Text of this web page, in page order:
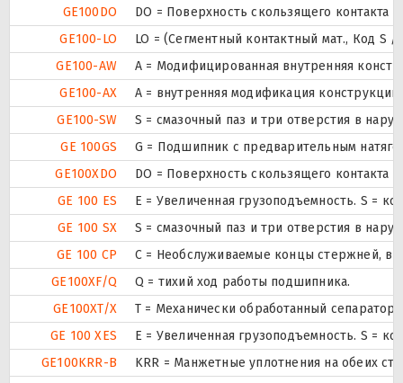
GE100DO
DO = Поверхность скользящего контакта
GE100-LO
LO = (Сегментный контактный мат., Код S
GE100-AW
A = Модифицированная внутренняя
GE100-AX
A = внутренняя модификация конструкции.
GE100-SW
S = смазочный паз и три отверстия в
GE 100GS
G = Подшипник с предварительным
GE100XDO
DO = Поверхность скользящего контакта
GE 100 ES
E = Увеличенная грузоподъемность. S =
GE 100 SX
S = смазочный паз и три отверстия в
GE 100 CP
С = Необслуживаемые концы стержней,
GE100XF/Q
Q = тихий ход работы подшипника.
GE100XT/X
T = Механически обработанный
GE 100 XES
E = Увеличенная грузоподъемность. S =
GE100KRR-B
KRR = Манжетные уплотнения на обеих